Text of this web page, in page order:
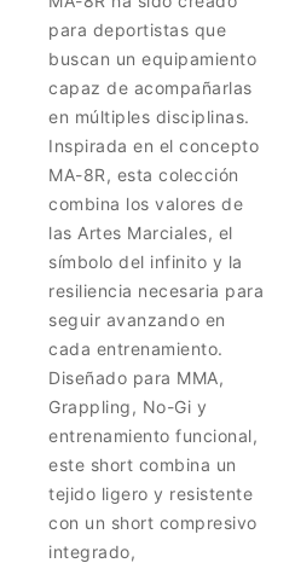
para deportistas que
buscan un equipamiento
capaz de acompañarlas
en múltiples disciplinas.
Inspirada en el concepto
MA-8R, esta colección
combina los valores de
las Artes Marciales, el
símbolo del infinito y la
resiliencia necesaria para
seguir avanzando en
cada entrenamiento.
Diseñado para MMA,
Grappling, No-Gi y
entrenamiento funcional,
este short combina un
tejido ligero y resistente
con un short compresivo
integrado,